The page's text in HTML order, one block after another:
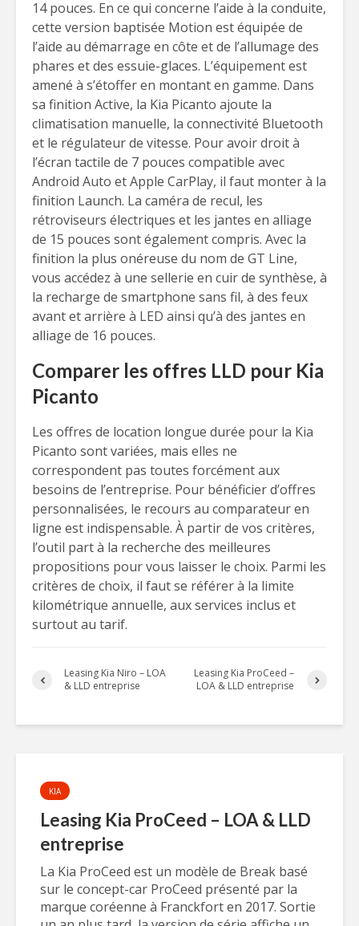
14 pouces. En ce qui concerne l’aide à la conduite,
cette version baptisée Motion est équipée de
l’aide au démarrage en côte et de l’allumage des
phares et des essuie-glaces. L’équipement est
amené à s’étoffer en montant en gamme. Dans
sa finition Active, la Kia Picanto ajoute la
climatisation manuelle, la connectivité Bluetooth
et le régulateur de vitesse. Pour avoir droit à
l’écran tactile de 7 pouces compatible avec
Android Auto et Apple CarPlay, il faut monter à la
finition Launch. La caméra de recul, les
rétroviseurs électriques et les jantes en alliage
de 15 pouces sont également compris. Avec la
finition la plus onéreuse du nom de GT Line,
vous accédez à une sellerie en cuir de synthèse, à
la recharge de smartphone sans fil, à des feux
avant et arrière à LED ainsi qu’à des jantes en
alliage de 16 pouces.
Comparer les offres LLD pour Kia
Picanto
Les offres de location longue durée pour la Kia
Picanto sont variées, mais elles ne
correspondent pas toutes forcément aux
besoins de l’entreprise. Pour bénéficier d’offres
personnalisées, le recours au comparateur en
ligne est indispensable. À partir de vos critères,
l’outil part à la recherche des meilleures
propositions pour vous laisser le choix. Parmi les
critères de choix, il faut se référer à la limite
kilométrique annuelle, aux services inclus et
surtout au tarif.
Leasing Kia Niro – LOA
& LLD entreprise
Leasing Kia ProCeed –
LOA & LLD entreprise
KIA
Leasing Kia ProCeed – LOA & LLD
entreprise
La Kia ProCeed est un modèle de Break basé
sur le concept-car ProCeed présenté par la
marque coréenne à Franckfort en 2017. Sortie